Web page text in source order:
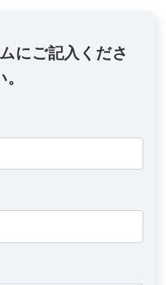
にご記入くださ